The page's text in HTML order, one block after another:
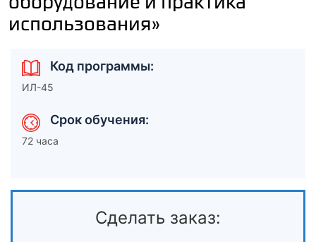
использования»
Код программы:
ИЛ-45
Срок обучения:
72 часа
Сделать заказ: